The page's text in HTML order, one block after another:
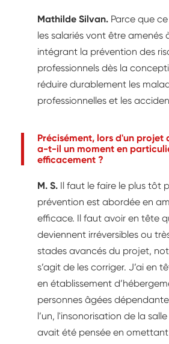
Mathilde Silvan. Parce que
les salariés vont être amenés
intégrant la prévention des
professionnels dès la
réduire durablement les
professionnelles et les
Précisément, lors d'un projet
a-t-il un moment en
efficacement ?
M. S. Il faut le faire le plus tôt
prévention est abordée en
efficace. Il faut avoir en tête
deviennent irréversibles ou
stades avancés du projet,
s’agit de les corriger. J’ai en
en établissement
personnes âgées
l’un, l'insonorisation de la
avait été pensée en